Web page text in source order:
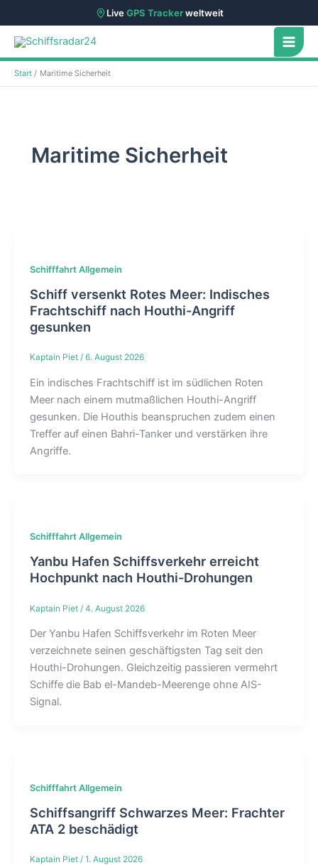
LiveGPS Trackerweltweit
Zum
Inhalt
springen
Start Maritime Sicherheit
Maritime Sicherheit
Schifffahrt Allgemein
Schiff versenkt Rotes Meer: Indisches
Frachtschiff nach Houthi-Angriff
gesunken
Kaptain Piet / 6. August 2026
Ein indisches Frachtschiff ist im südlichen Roten
Meer nach einem mutmaßlichen Houthi-Angriff
gesunken. Die Houthis beanspruchen zudem einen
Treffer auf einen Bahri-Tanker und verstärken ihre
Angriffe.
Schifffahrt Allgemein
Yanbu Hafen Schiffsverkehr erreicht
Hochpunkt nach Houthi-Drohungen
Kaptain Piet / 4. August 2026
Der Yanbu Hafen Schiffsverkehr im Roten Meer
verzeichnete seinen geschäftigsten Tag seit den
Houthi-Drohungen. Gleichzeitig passieren vermehrt
Schiffe die Bab el-Mandeb-Meerenge ohne AIS-
Signal.
Schifffahrt Allgemein
Schiffsangriff Schwarzes Meer: Frachter
ATA 2 beschädigt
Kaptain Piet / 1. August 2026